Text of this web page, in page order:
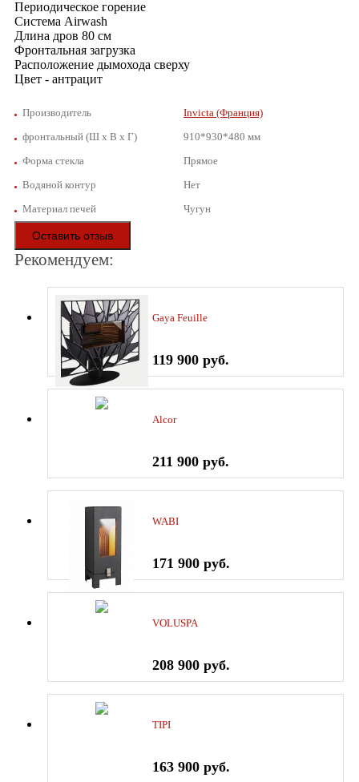
Периодическое горение
Система Airwash
Длина дров 80 cм
Фронтальная загрузка
Расположение дымохода сверху
Цвет - антрацит
Производитель
Invicta (Франция)
фронтальный (Ш х В х Г)
910*930*480 мм
Форма стекла
Прямое
Водяной контур
Нет
Материал печей
Чугун
Оставить отзыв
Рекомендуем:
Gaya Feuille
119 900 руб.
Alcor
211 900 руб.
WABI
171 900 руб.
VOLUSPA
208 900 руб.
TIPI
163 900 руб.